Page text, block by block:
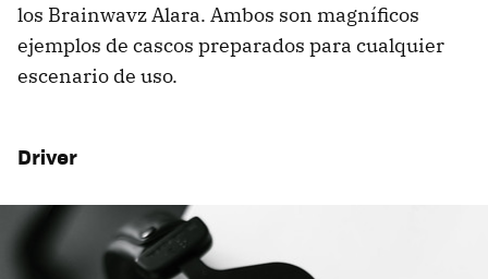
los Brainwavz Alara. Ambos son magníficos
ejemplos de cascos preparados para cualquier
escenario de uso.
Driver